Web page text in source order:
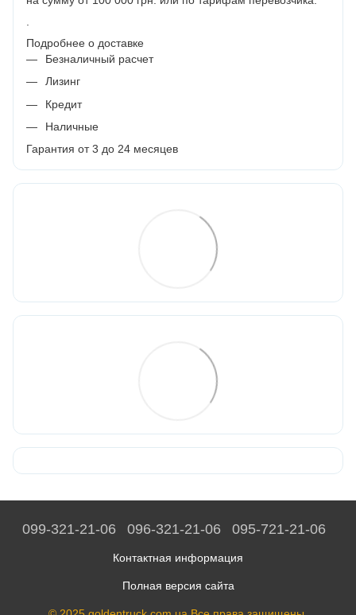
Подробнее о доставке
Безналичный расчет
Лизинг
Кредит
Наличные
Гарантия от 3 до 24 месяцев
099-321-21-06 096-321-21-06 095-721-21-06
Контактная информация
Полная версия сайта